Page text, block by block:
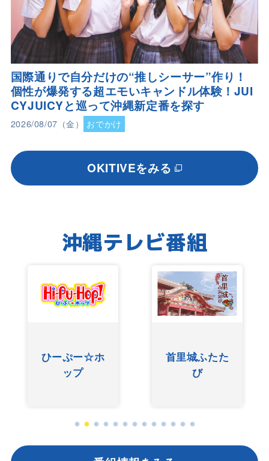
国際通りで自分だけの“推しシーサー”作り！
個性が爆発する超エモいキャンドル体験！JUI
CYJUICYと巡って沖縄新定番を探す
2026/08/07（金） おでかけ
OKITIVEをみる
沖縄テレビ番組
ひーぷー☆ホ
ップ
首里城ふたた
び